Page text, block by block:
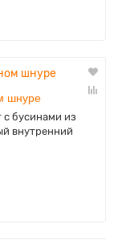
шнуре
с бусинами из
внутренний